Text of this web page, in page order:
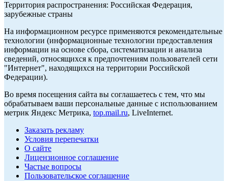
Территория распространения: Российская Федерация,
зарубежные страны
На информационном ресурсе применяются рекомендательные
технологии (информационные технологии предоставления
информации на основе сбора, систематизации и анализа
сведений, относящихся к предпочтениям пользователей сети
"Интернет", находящихся на территории Российской
Федерации).
Во время посещения сайта вы соглашаетесь с тем, что мы
обрабатываем ваши персональные данные с использованием
метрик Яндекс Метрика, top.mail.ru, LiveInternet.
Заказать рекламу
Условия перепечатки
О сайте
Лицензионное соглашение
Частые вопросы
Пользовательское соглашение